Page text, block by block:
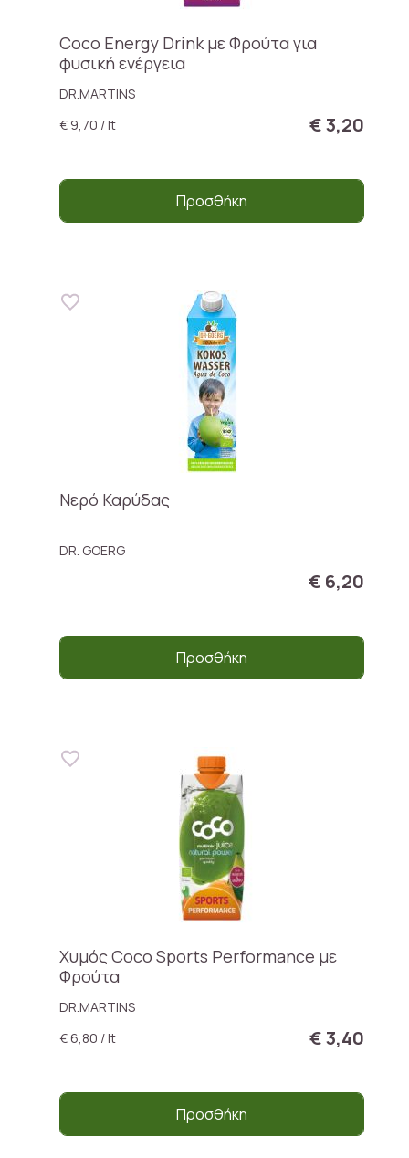
Coco Energy Drink με Φρούτα για
φυσική ενέργεια
DR.MARTINS
€ 9,70 / lt
€ 3,20
Προσθήκη
Νερό Καρύδας
DR. GOERG
€ 6,20
Προσθήκη
Χυμός Coco Sports Performance με
Φρούτα
DR.MARTINS
€ 6,80 / lt
€ 3,40
Προσθήκη